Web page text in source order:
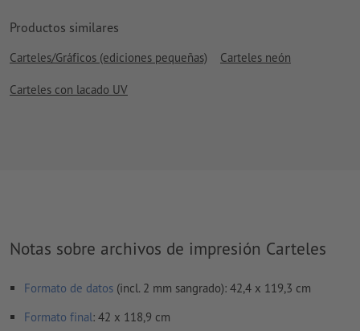
Productos similares
Carteles/Gráficos (ediciones pequeñas) Carteles neón
Carteles con lacado UV
Notas sobre archivos de impresión Carteles
Formato de datos (incl. 2 mm sangrado): 42,4 x 119,3 cm
Formato final: 42 x 118,9 cm